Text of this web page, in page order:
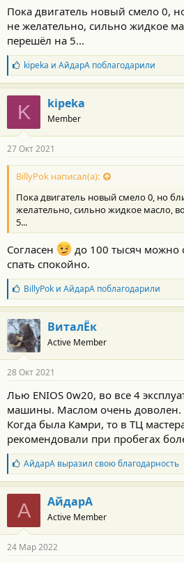
с
т
и
Пока двигатель новый смело 0,
не желательно, сильно жидкое
перешёл на 5...
Б
л
а
г
о
д
а
н
о
с
и
:
kipeka и АйдарАпоблагодарили
K kipeka
Member
27 Окт 2021
BillyPok написал(а):
Пока двигатель новый смело 0, но
желательно, сильно жидкое масло,
5...
Согласен
до 100 тысяч можно
спать спокойно.
Б
л
а
г
о
д
а
н
с
т
и
:
BillyPokи АйдарАпоблагодарили
ВиталЁк
Active Member
28 Окт 2021
Лью ENIOS 0w20, во все 4
машины. Маслом очень доволен.
Когда была Камри, то в ТЦ
рекомендовали при пробегах
Б
л
а
г
о
а
н
АйдарАвыразил свою благодарность
А АйдарА
Active Member
24 Мар 2022